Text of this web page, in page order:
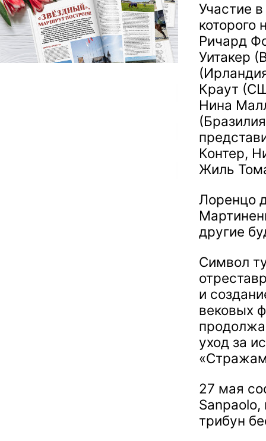
Участие
которого
Ричард
Уитакер
Краут
Нина
Контер,
Жиль
Лоренцо
другие
Символ
и
вековых
уход за
27 мая
Sanpaolo,
трибун